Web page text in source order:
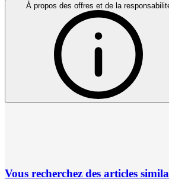
À propos des offres et de la
Vous recherchez des articles